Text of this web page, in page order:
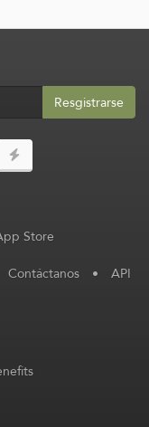
Resgistrarse
Contáctanos • API